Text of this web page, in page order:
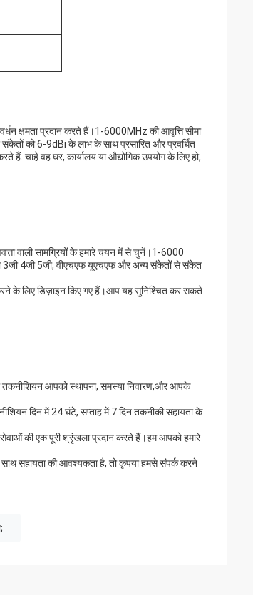
क्षमता प्रदान करते हैं।1-6000MHz की आवृत्ति सीमा
को 6-9dBi के लाभ के साथ प्रसारित और प्रवर्धित
चाहे वह घर, कार्यालय या औद्योगिक उपयोग के लिए हो,
वाली सामग्रियों के हमारे चयन में से चुनें।1-6000
3जी 4जी 5जी, वीएचएफ यूएचएफ और अन्य संकेतों से संकेत
के लिए डिज़ाइन किए गए हैं।आप यह सुनिश्चित कर सकते
तकनीशियन आपको स्थापना, समस्या निवारण,और आपके
दिन में 24 घंटे, सप्ताह में 7 दिन तकनीकी सहायता के
की एक पूरी श्रृंखला प्रदान करते हैं।हम आपको हमारे
साथ सहायता की आवश्यकता है, तो कृपया हमसे संपर्क करने